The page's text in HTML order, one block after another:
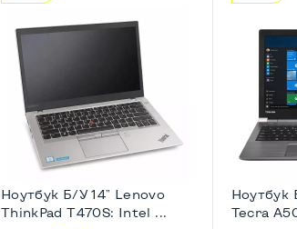
Ноутбук Б/У 14" Lenovo
ThinkPad T470S: Intel ...
Ноутбук
Tecra